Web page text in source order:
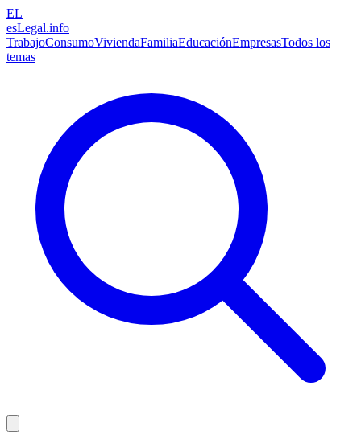
EL
esLegal.info
TrabajoConsumoViviendaFamiliaEducaciónEmpresasTodos los
temas